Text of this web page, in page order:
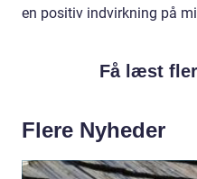
en positiv indvirkning på
Få læst
Flere Nyheder